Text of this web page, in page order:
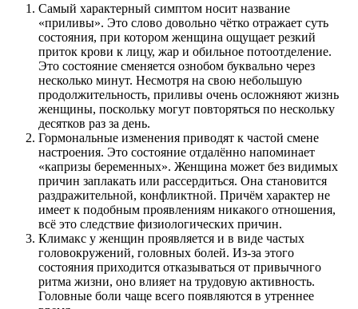
Самый характерный симптом носит название
«приливы». Это слово довольно чётко отражает суть
состояния, при котором женщина ощущает резкий
приток крови к лицу, жар и обильное потоотделение.
Это состояние сменяется ознобом буквально через
несколько минут. Несмотря на свою небольшую
продолжительность, приливы очень осложняют жизнь
женщины, поскольку могут повторяться по нескольку
десятков раз за день.
Гормональные изменения приводят к частой смене
настроения. Это состояние отдалённо напоминает
«капризы беременных». Женщина может без видимых
причин заплакать или рассердиться. Она становится
раздражительной, конфликтной. Причём характер не
имеет к подобным проявлениям никакого отношения,
всё это следствие физиологических причин.
Климакс у женщин проявляется и в виде частых
головокружений, головных болей. Из-за этого
состояния приходится отказываться от привычного
ритма жизни, оно влияет на трудовую активность.
Головные боли чаще всего появляются в утреннее